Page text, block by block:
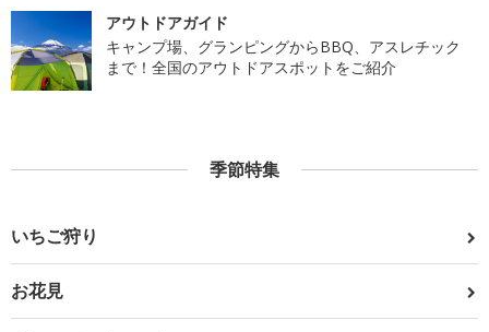
アウトドアガイド
キャンプ場、グランピングからBBQ、アスレチック
まで！全国のアウトドアスポットをご紹介
季節特集
いちご狩り
お花見